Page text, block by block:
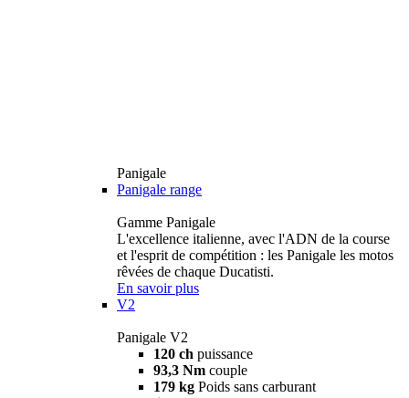
Panigale
Panigale range
Gamme Panigale
L'excellence italienne, avec l'ADN de la course
et l'esprit de compétition : les Panigale les motos
rêvées de chaque Ducatisti.
En savoir plus
V2
Panigale V2
120 ch puissance
93,3 Nm couple
179 kg Poids sans carburant